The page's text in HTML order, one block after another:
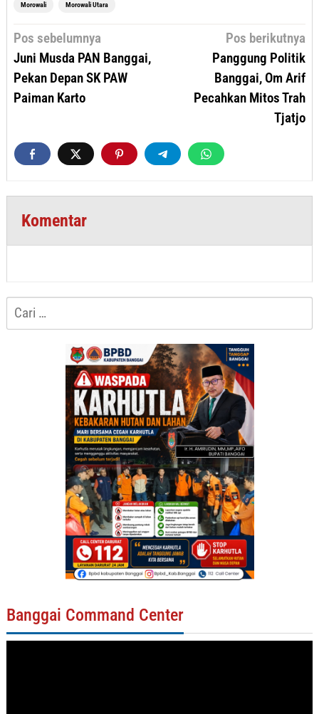
Morowali Morowali Utara
Navigasi
Pos sebelumnya
Juni Musda PAN Banggai,
Pekan Depan SK PAW
Paiman Karto
Pos berikutnya
Panggung Politik
Banggai, Om Arif
Pecahkan Mitos Trah
Tjatjo
Komentar
Cari
untuk:
Banggai Command Center